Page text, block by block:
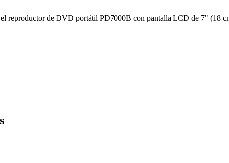
reproductor de DVD portátil PD7000B con pantalla LCD de 7"